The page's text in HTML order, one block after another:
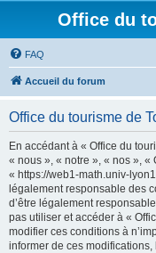
Office du
FAQ
Accueil du forum
Office du tourisme de
En accédant à « Office du
« nous », « notre », « nos »,
« https://web1-math.univ-
légalement responsable des
d’être légalement
pas utiliser et accéder à «
modifier ces conditions à
informer de ces